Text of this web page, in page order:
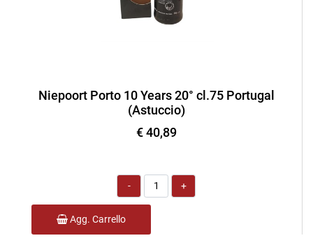
Niepoort Porto 10 Years 20° cl.75 Portugal
(Astuccio)
€ 40,89
Quantità
Agg. Carrello